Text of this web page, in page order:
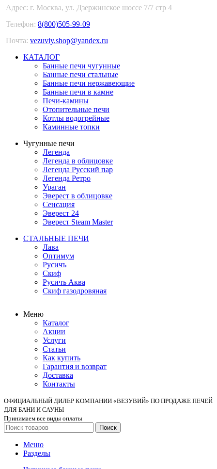
Адрес: г. Москва, ул. Дзержинское шоссе 7/7 стр 4
Телефон: 8(800)505-99-09
Почта: vezuviy.shop@yandex.ru
КАТАЛОГ
Банные печи чугунные
Банные печи стальные
Банные печи нержавеющие
Банные печи в камне
Печи-камины
Отопительные печи
Котлы водогрейные
Каминные топки
Чугунные печи
Легенда
Легенда в облицовке
Легенда Русский пар
Легенда Ретро
Ураган
Эверест в облицовке
Сенсация
Эверест 24
Эверест Steam Master
СТАЛЬНЫЕ ПЕЧИ
Лава
Оптимум
Русичъ
Скиф
Русичъ Аква
Скиф газодровяная
Меню
Каталог
Акции
Услуги
Статьи
Как купить
Гарантия и возврат
Доставка
Контакты
ОФИЦИАЛЬНЫЙ ДИЛЕР КОМПАНИИ «ВЕЗУВИЙ» ПО ПРОДАЖЕ ПЕЧЕЙ
ДЛЯ БАНИ И САУНЫ
Принимаем все виды оплаты
Поиск
Меню
Разделы